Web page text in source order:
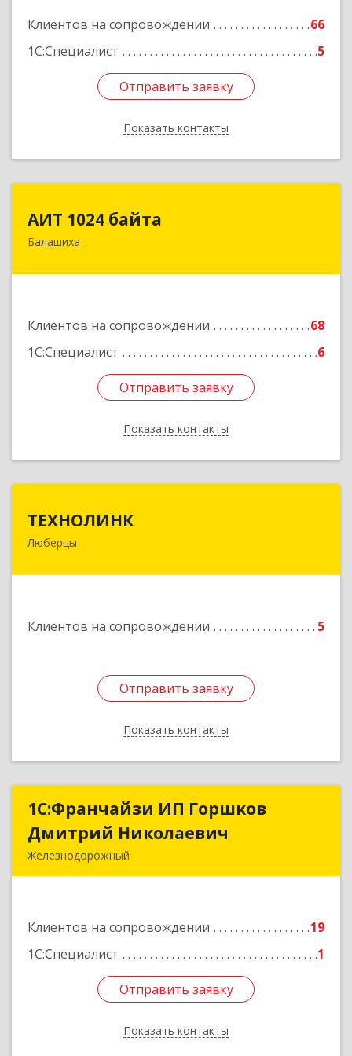
Клиентов на сопровождении
66
1С:Специалист
5
Отправить заявку
Показать контакты
Отправить заявку
Назад
АИТ 1024 байта
Балашиха
Клиентов на сопровождении
68
1С:Специалист
6
Отправить заявку
Показать контакты
143909, Московская обл, Балашиха г, Солнечная
Отправить заявку
Назад
ТЕХНОЛИНК
Люберцы
Клиентов на сопровождении 5
Отправить заявку
Показать контакты
140014, г.Люберцы, Октябрьский просп., д.373
Отправить заявку
Назад
1С:Франчайзи ИП Горшков
Дмитрий Николаевич
Железнодорожный
Клиентов на сопровождении
19
1С:Специалист
1
Отправить заявку
Показать контакты
1С:Франчайзи ИП Горшков
Дмитрий Николаевич
Подробнее
Отправить заявку
Назад